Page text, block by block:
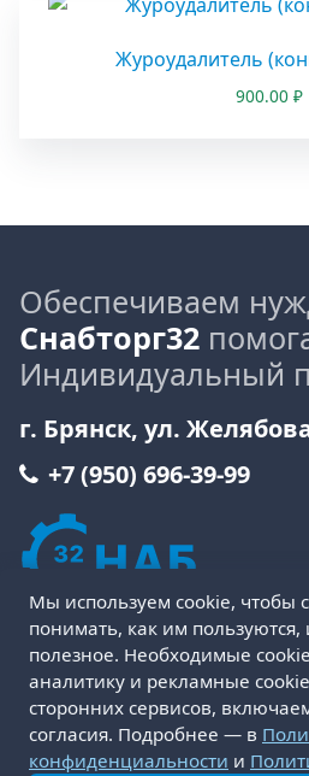
Журоудалитель
900.00 ₽
Обеспечиваем
Снабторг32
Индивидуальный
г. Брянск, ул.
+7 (950) 696-39-99
Пользовательское
Политика
Мы используем cookie, чтобы
понимать, как им пользуются,
полезное. Необходимые
аналитику и рекламные
сторонних сервисов,
согласия. Подробнее — в
конфиденциальности и